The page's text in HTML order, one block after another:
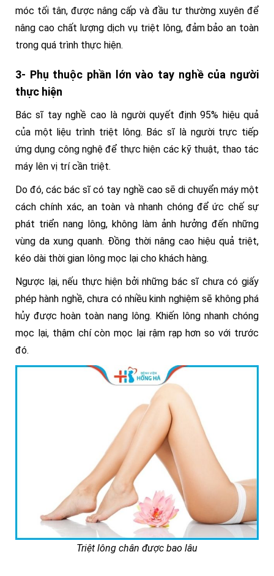
móc tối tân, được nâng cấp và đầu tư thường xuyên để
nâng cao chất lượng dịch vụ triệt lông, đảm bảo an toàn
trong quá trình thực hiện.
3- Phụ thuộc phần lớn vào tay nghề của người
thực hiện
Bác sĩ tay nghề cao là người quyết định 95% hiệu quả
của một liệu trình triệt lông. Bác sĩ là người trực tiếp
ứng dụng công nghệ để thực hiện các kỹ thuật, thao tác
máy lên vị trí cần triệt.
Do đó, các bác sĩ có tay nghề cao sẽ di chuyển máy một
cách chính xác, an toàn và nhanh chóng để ức chế sự
phát triển nang lông, không làm ảnh hưởng đến những
vùng da xung quanh. Đồng thời nâng cao hiệu quả triệt,
kéo dài thời gian lông mọc lại cho khách hàng.
Ngược lại, nếu thực hiện bởi những bác sĩ chưa có giấy
phép hành nghề, chưa có nhiều kinh nghiệm sẽ không phá
hủy được hoàn toàn nang lông. Khiến lông nhanh chóng
mọc lại, thậm chí còn mọc lại rậm rạp hơn so với trước
đó.
Triệt lông chân được bao lâu